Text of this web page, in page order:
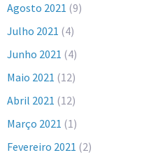
Agosto 2021 (9)
Julho 2021 (4)
Junho 2021 (4)
Maio 2021 (12)
Abril 2021 (12)
Março 2021 (1)
Fevereiro 2021 (2)